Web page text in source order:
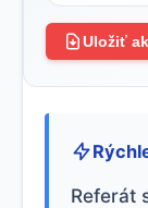
Uložiť
Referát